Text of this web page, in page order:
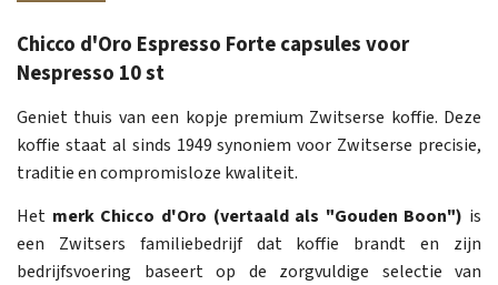
Chicco d'Oro Espresso Forte capsules voor
Nespresso 10 st
Geniet thuis van een kopje premium Zwitserse koffie. Deze
koffie staat al sinds 1949 synoniem voor Zwitserse precisie,
traditie en compromisloze kwaliteit.
Het merk Chicco d'Oro (vertaald als "Gouden Boon") is
een Zwitsers familiebedrijf dat koffie brandt en zijn
bedrijfsvoering baseert op de zorgvuldige selectie van